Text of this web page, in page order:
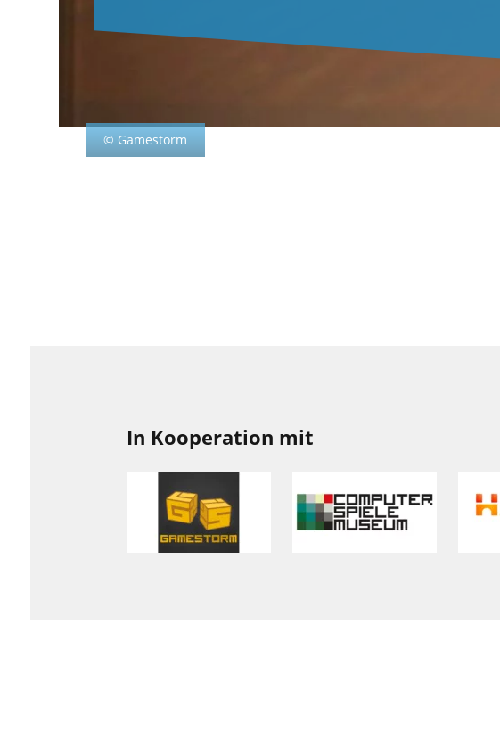
© Gamestorm
In Kooperation mit